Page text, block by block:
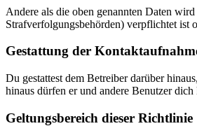
Andere als die oben genannten Daten
Strafverfolgungsbehörden) verpflichtet ist
Gestattung der
Du gestattest dem Betreiber darüber
hinaus dürfen er und andere Benutzer
Geltungsbereich dieser Richtlinie